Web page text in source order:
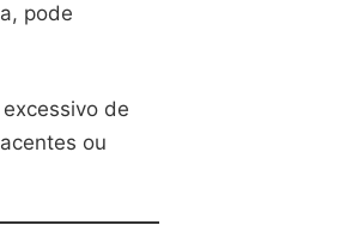
pode
de
ou